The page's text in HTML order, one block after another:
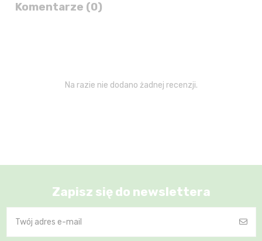
Komentarze (0)
Na razie nie dodano żadnej recenzji.
Zapisz się do newslettera